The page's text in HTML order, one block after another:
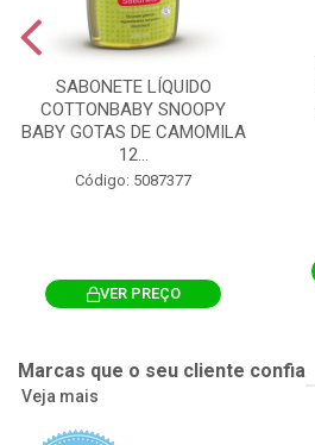
SABONETE LÍQUIDO
COTTONBABY SNOOPY
BABY GOTAS DE CAMOMILA
12...
Código: 5087377
VER PREÇO
Marcas que o seu cliente confia
Veja mais